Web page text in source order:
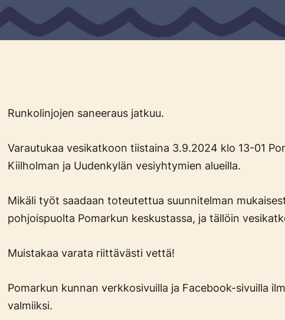
Runkolinjojen saneeraus jatkuu.
Varautukaa vesikatkoon tiistaina 3.9.2024 klo 13-01
Kiilholman ja Uudenkylän vesiyhtymien alueilla.
Mikäli työt saadaan toteutettua suunnitelman
pohjoispuolta Pomarkun keskustassa, ja tällöin
Muistakaa varata riittävästi vettä!
Pomarkun kunnan verkkosivuilla ja Facebook-sivuilla
valmiiksi.